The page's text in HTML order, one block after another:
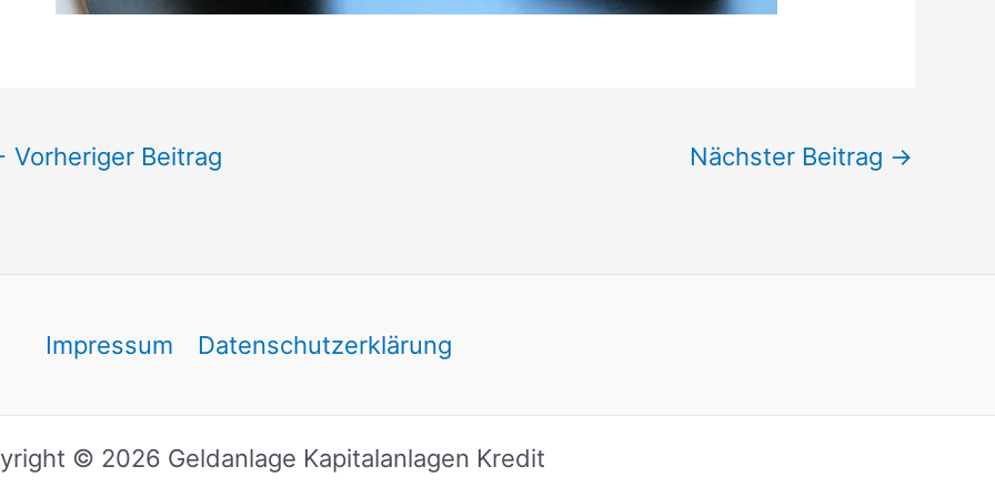
Vorheriger Beitrag Nächster Beitrag →
Impressum Datenschutzerklärung
© 2026 Geldanlage Kapitalanlagen Kredit